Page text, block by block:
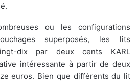
ou les configurations
superposés, les lits
dix par deux cents KARL
intéressante à partir de deux
euros. Bien que différents du lit